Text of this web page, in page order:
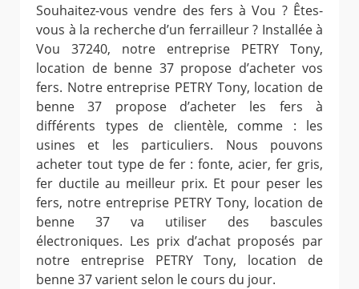
Souhaitez-vous vendre des fers à Vou ? Êtes-
vous à la recherche d’un ferrailleur ? Installée à
Vou 37240, notre entreprise PETRY Tony,
location de benne 37 propose d’acheter vos
fers. Notre entreprise PETRY Tony, location de
benne 37 propose d’acheter les fers à
différents types de clientèle, comme : les
usines et les particuliers. Nous pouvons
acheter tout type de fer : fonte, acier, fer gris,
fer ductile au meilleur prix. Et pour peser les
fers, notre entreprise PETRY Tony, location de
benne 37 va utiliser des bascules
électroniques. Les prix d’achat proposés par
notre entreprise PETRY Tony, location de
benne 37 varient selon le cours du jour.